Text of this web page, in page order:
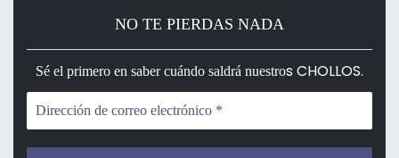
NO TE PIERDAS NADA
Sé el primero en saber cuándo saldrá nuestros CHOLLOS.